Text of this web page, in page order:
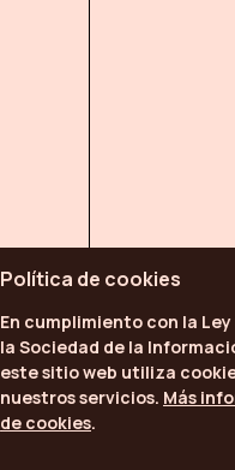
Política de cookies
En cumplimiento con la
la Sociedad de la
este sitio web utiliza
nuestros servicios. Más
de cookies.